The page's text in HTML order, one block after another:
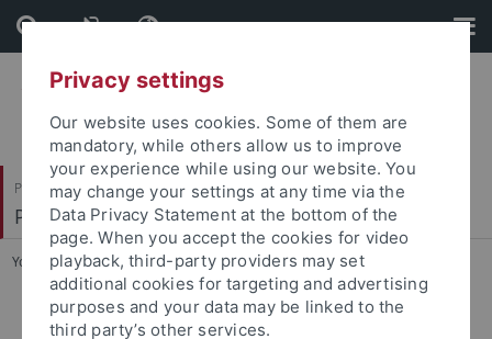
Skip
to
content
Skip
to
footer
Philosophische Fakultät
Philologisches Seminar
You are here: Startseite ... Ansprechpartner:innen
Was macht die Fachschaft?
Privacy settings
Our website uses cookies. Some of them are
mandatory, while others allow us to improve
your experience while using our website. You
may change your settings at any time via the
Data Privacy Statement at the bottom of the
page. When you accept the cookies for video
playback, third-party providers may set
additional cookies for targeting and advertising
purposes and your data may be linked to the
third party’s other services.